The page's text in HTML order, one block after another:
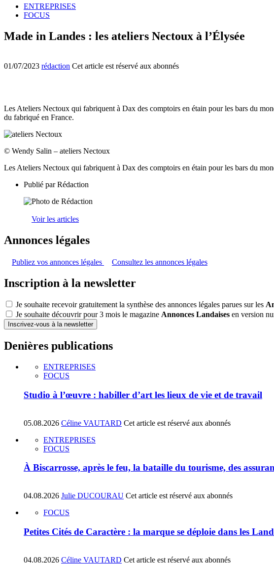
ENTREPRISES
FOCUS
Made in Landes : les ateliers Nectoux à l’Élysée
01/07/2023 rédaction Cet article est réservé aux abonnés
Les Ateliers Nectoux qui fabriquent à Dax des comptoirs en étain pour les bars du
du fabriqué en France.
© Wendy Salin – ateliers Nectoux
Les Ateliers Nectoux qui fabriquent à Dax des comptoirs en étain pour les bars du
Publié parRédaction
Voir les articles
Annonces légales
Publiez vos annonces légales Consultez les annonces légales
Inscription à la newsletter
Je souhaite recevoir gratuitement la synthèse des annonces légales parues sur les
Je souhaite découvrir pour 3 mois le magazine Annonces Landaises en version
Inscrivez-vous à la newsletter
Denières publications
ENTREPRISES
FOCUS
Studio à l’œuvre : habiller d’art les lieux de vie et de travail
05.08.2026 Céline VAUTARD Cet article est réservé aux abonnés
ENTREPRISES
FOCUS
À Biscarrosse, après le feu, la bataille du tourisme, des
04.08.2026 Julie DUCOURAU Cet article est réservé aux abonnés
FOCUS
Petites Cités de Caractère : la marque se déploie dans les
04.08.2026 Céline VAUTARD Cet article est réservé aux abonnés